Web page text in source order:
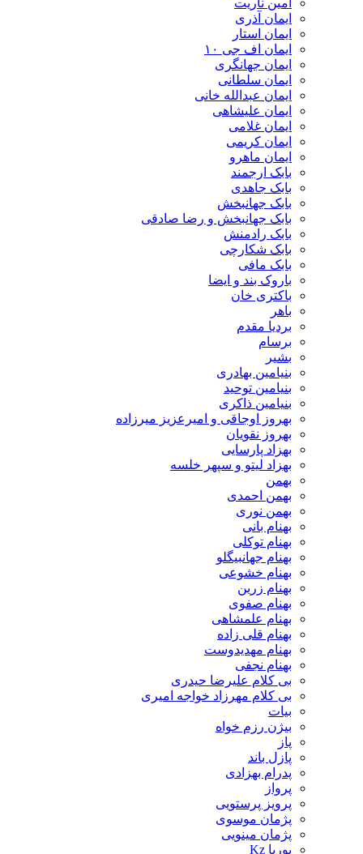
امین ناریت
ایمان آذری
ایمان استار
ایمان اف جی ۱۰
ایمان جهانگری
ایمان سلطانی
ایمان عبدالله خانی
ایمان علیشاهی
ایمان غلامی
ایمان کریمی
ایمان ماهرو
بابک ارجمند
بابک جاهدی
بابک جهانبخش
بابک جهانبخش و رضا صادقی
بابک رادمنش
بابک شکارچی
بابک مافی
باروک بند و ایضا
باکتری خان
باهر
بردیا مقدم
برسام
بشیر
بنیامین بهادری
بنیامین توحید
بنیامین ذاکری
بهروز اوجاقی و امیرعزیز میرزاده
بهروز نقویان
بهزاد پارسایی
بهزاد لیتو و سپهر خلسه
بهمن
بهمن احمدی
بهمن نوری
بهنام بانی
بهنام توکلی
بهنام جهانبیگلو
بهنام خشوعی
بهنام زرین
بهنام صفوی
بهنام علمشاهی
بهنام قلی زاده
بهنام مهدیدوست
بهنام نجفی
بی کلام علیرضا حیدری
بی کلام مهرزاد خواجه امیری
بیات
بیژن رزم خواه
پاز
پازل باند
پدرام بهزادی
پرواز
پرویز پرستویی
پژمان موسوی
پژمان مینویی
پوریا Kz